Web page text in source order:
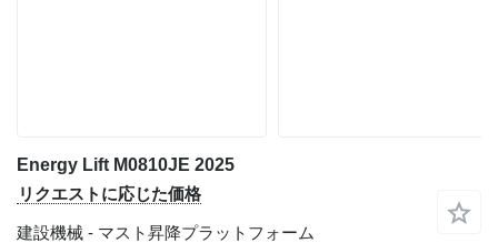
Energy Lift M0810JE 2025
リクエストに応じた価格
建設機械 - マスト昇降プラットフォーム